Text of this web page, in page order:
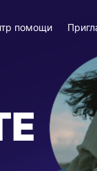
помощи